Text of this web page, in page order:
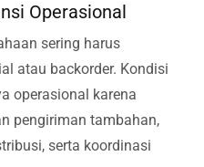
Operasional
sering harus
atau backorder. Kondisi
operasional karena
pengiriman tambahan,
serta koordinasi